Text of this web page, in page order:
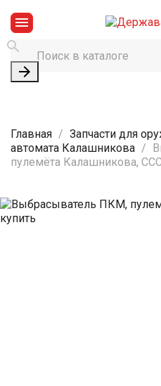



Главная Запчасти для
автомата Калашникова
пулемёта Калашникова,